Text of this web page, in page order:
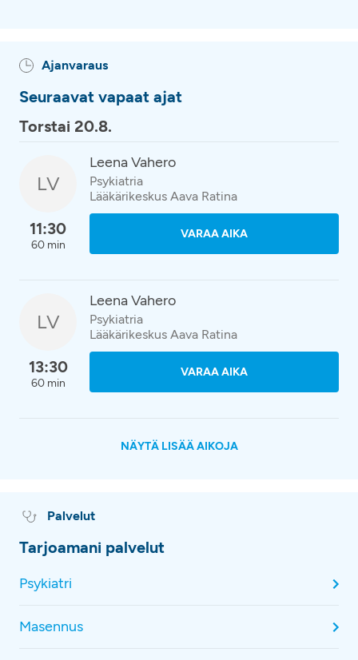
Ajanvaraus
Seuraavat vapaat ajat
Torstai 20.8.
LV
11:30
60 min
Leena Vahero
Psykiatria
Lääkärikeskus Aava Ratina
VARAA AIKA
LV
13:30
60 min
Leena Vahero
Psykiatria
Lääkärikeskus Aava Ratina
VARAA AIKA
NÄYTÄ LISÄÄ AIKOJA
Palvelut
Tarjoamani palvelut
Psykiatri
Masennus